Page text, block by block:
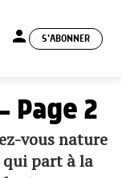
person S'ABONNER
Page 2
vous nature
qui part à la